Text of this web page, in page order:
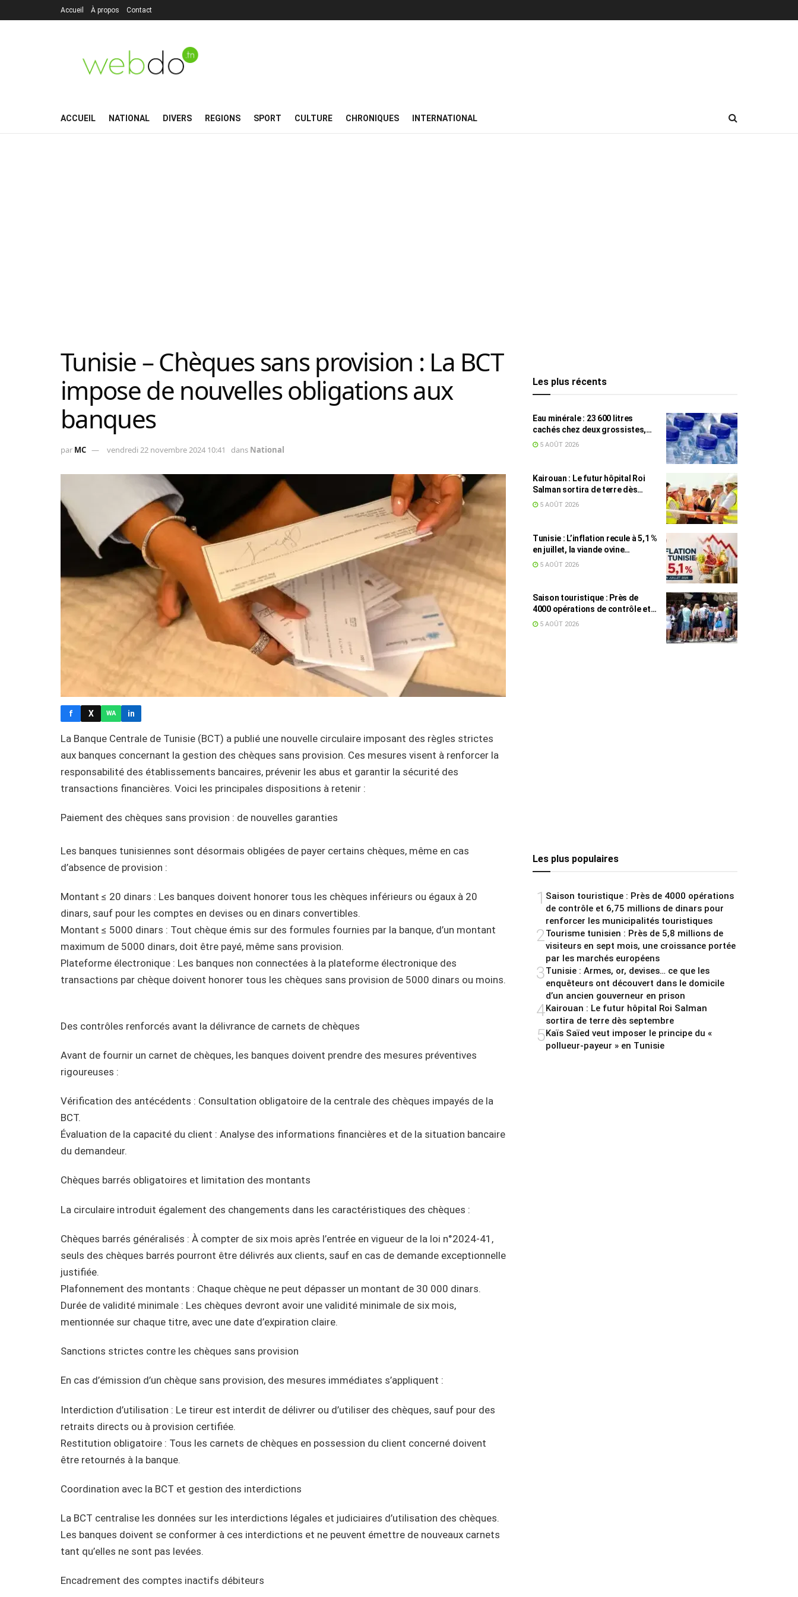
Accueil À propos Contact
ACCUEIL NATIONAL DIVERS REGIONS SPORT CULTURE CHRONIQUES INTERNATIONAL
Tunisie – Chèques sans provision : La BCT
impose de nouvelles obligations aux
banques
par MC vendredi 22 novembre 2024 10:41 dans National
f X WA in
La Banque Centrale de Tunisie (BCT) a publié une nouvelle circulaire imposant des règles strictes
aux banques concernant la gestion des chèques sans provision. Ces mesures visent à renforcer la
responsabilité des établissements bancaires, prévenir les abus et garantir la sécurité des
transactions financières. Voici les principales dispositions à retenir :
Paiement des chèques sans provision : de nouvelles garanties
Les banques tunisiennes sont désormais obligées de payer certains chèques, même en cas
d’absence de provision :
Montant ≤ 20 dinars : Les banques doivent honorer tous les chèques inférieurs ou égaux à 20
dinars, sauf pour les comptes en devises ou en dinars convertibles.
Montant ≤ 5000 dinars : Tout chèque émis sur des formules fournies par la banque, d’un montant
maximum de 5000 dinars, doit être payé, même sans provision.
Plateforme électronique : Les banques non connectées à la plateforme électronique des
transactions par chèque doivent honorer tous les chèques sans provision de 5000 dinars ou moins.
Des contrôles renforcés avant la délivrance de carnets de chèques
Avant de fournir un carnet de chèques, les banques doivent prendre des mesures préventives
rigoureuses :
Vérification des antécédents : Consultation obligatoire de la centrale des chèques impayés de la
BCT.
Évaluation de la capacité du client : Analyse des informations financières et de la situation bancaire
du demandeur.
Chèques barrés obligatoires et limitation des montants
La circulaire introduit également des changements dans les caractéristiques des chèques :
Chèques barrés généralisés : À compter de six mois après l’entrée en vigueur de la loi n°2024-41,
seuls des chèques barrés pourront être délivrés aux clients, sauf en cas de demande exceptionnelle
justifiée.
Plafonnement des montants : Chaque chèque ne peut dépasser un montant de 30 000 dinars.
Durée de validité minimale : Les chèques devront avoir une validité minimale de six mois,
mentionnée sur chaque titre, avec une date d’expiration claire.
Sanctions strictes contre les chèques sans provision
En cas d’émission d’un chèque sans provision, des mesures immédiates s’appliquent :
Interdiction d’utilisation : Le tireur est interdit de délivrer ou d’utiliser des chèques, sauf pour des
retraits directs ou à provision certifiée.
Restitution obligatoire : Tous les carnets de chèques en possession du client concerné doivent
être retournés à la banque.
Coordination avec la BCT et gestion des interdictions
La BCT centralise les données sur les interdictions légales et judiciaires d’utilisation des chèques.
Les banques doivent se conformer à ces interdictions et ne peuvent émettre de nouveaux carnets
tant qu’elles ne sont pas levées.
Encadrement des comptes inactifs débiteurs
Les plus récents
Eau minérale : 23 600 litres
cachés chez deux grossistes,
les tensions persistent
5 AOÛT 2026
Kairouan : Le futur hôpital Roi
Salman sortira de terre dès
septembre
5 AOÛT 2026
Tunisie : L’inflation recule à 5,1 %
en juillet, la viande ovine
toujours en tête des hausses
5 AOÛT 2026
Saison touristique : Près de
4000 opérations de contrôle et
6,75 millions de dinars pour
5 AOÛT 2026
Les plus populaires
1 Saison touristique : Près de 4000 opérations
de contrôle et 6,75 millions de dinars pour
renforcer les municipalités touristiques
2Tourisme tunisien : Près de 5,8 millions de
visiteurs en sept mois, une croissance portée
par les marchés européens
3Tunisie : Armes, or, devises… ce que les
enquêteurs ont découvert dans le domicile
d’un ancien gouverneur en prison
4Kairouan : Le futur hôpital Roi Salman
sortira de terre dès septembre
5Kaïs Saïed veut imposer le principe du «
pollueur-payeur » en Tunisie